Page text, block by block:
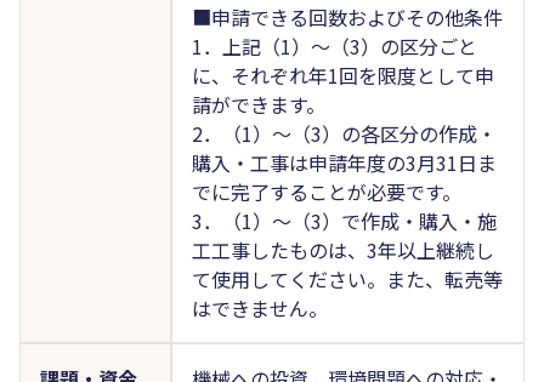
■申請できる回数およびその他条件
1．上記（1）～（3）の区分ごと
に、それぞれ年1回を限度として申
請ができます。
2．（1）～（3）の各区分の作成・
購入・工事は申請年度の3月31日ま
でに完了することが必要です。
3．（1）～（3）で作成・購入・施
工工事したものは、3年以上継続し
て使用してください。また、転売等
はできません。